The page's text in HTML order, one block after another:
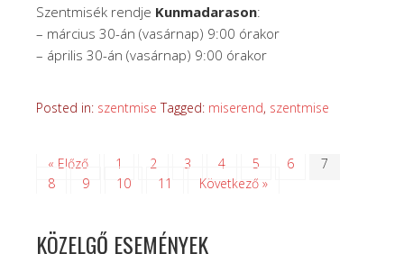
Szentmisék rendje Kunmadarason:
– március 30-án (vasárnap) 9:00 órakor
– április 30-án (vasárnap) 9:00 órakor
Posted in: szentmise Tagged: miserend, szentmise
« Előző 1 2 3 4 5 6
7
8
9 10 11 Következő »
KÖZELGŐ ESEMÉNYEK